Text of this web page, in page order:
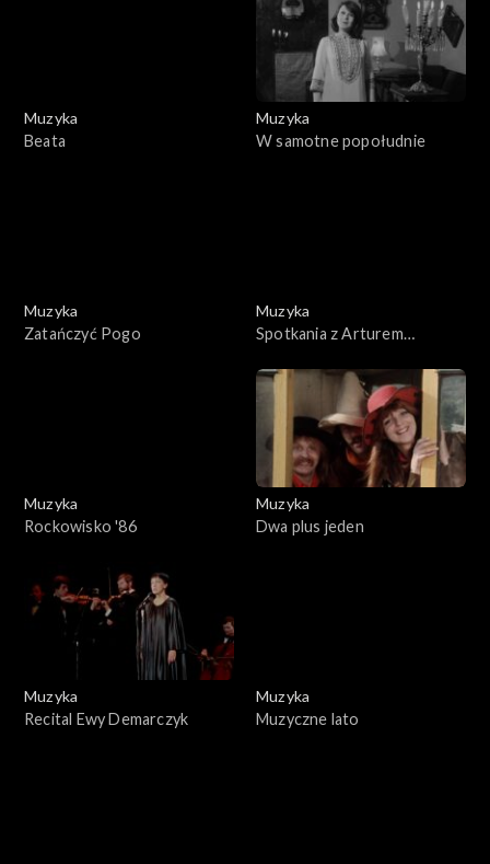
Muzyka
Beata
Muzyka
W samotne popołudnie
Muzyka
Zatańczyć Pogo
Muzyka
Spotkania z Arturem
Muzyka
Rockowisko '86
Muzyka
Dwa plus jeden
Muzyka
Recital Ewy Demarczyk
Muzyka
Muzyczne lato